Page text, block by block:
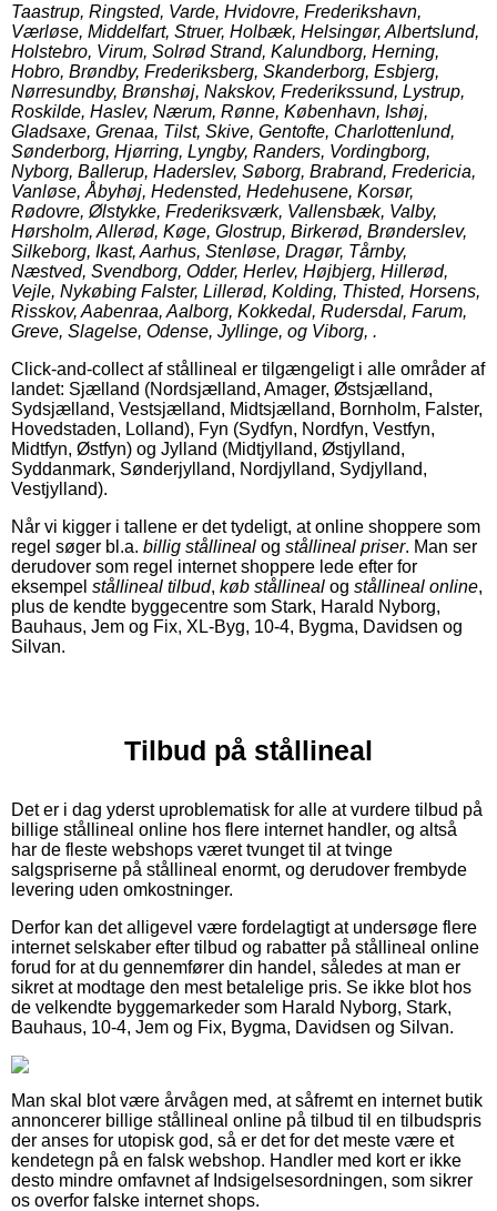
Taastrup, Ringsted, Varde, Hvidovre, Frederikshavn,
Værløse, Middelfart, Struer, Holbæk, Helsingør, Albertslund,
Holstebro, Virum, Solrød Strand, Kalundborg, Herning,
Hobro, Brøndby, Frederiksberg, Skanderborg, Esbjerg,
Nørresundby, Brønshøj, Nakskov, Frederikssund, Lystrup,
Roskilde, Haslev, Nærum, Rønne, København, Ishøj,
Gladsaxe, Grenaa, Tilst, Skive, Gentofte, Charlottenlund,
Sønderborg, Hjørring, Lyngby, Randers, Vordingborg,
Nyborg, Ballerup, Haderslev, Søborg, Brabrand, Fredericia,
Vanløse, Åbyhøj, Hedensted, Hedehusene, Korsør,
Rødovre, Ølstykke, Frederiksværk, Vallensbæk, Valby,
Hørsholm, Allerød, Køge, Glostrup, Birkerød, Brønderslev,
Silkeborg, Ikast, Aarhus, Stenløse, Dragør, Tårnby,
Næstved, Svendborg, Odder, Herlev, Højbjerg, Hillerød,
Vejle, Nykøbing Falster, Lillerød, Kolding, Thisted, Horsens,
Risskov, Aabenraa, Aalborg, Kokkedal, Rudersdal, Farum,
Greve, Slagelse, Odense, Jyllinge, og Viborg, .
Click-and-collect af stållineal er tilgængeligt i alle områder af
landet: Sjælland (Nordsjælland, Amager, Østsjælland,
Sydsjælland, Vestsjælland, Midtsjælland, Bornholm, Falster,
Hovedstaden, Lolland), Fyn (Sydfyn, Nordfyn, Vestfyn,
Midtfyn, Østfyn) og Jylland (Midtjylland, Østjylland,
Syddanmark, Sønderjylland, Nordjylland, Sydjylland,
Vestjylland).
Når vi kigger i tallene er det tydeligt, at online shoppere som
regel søger bl.a. billig stållineal og stållineal priser. Man ser
derudover som regel internet shoppere lede efter for
eksempel stållineal tilbud, køb stållineal og stållineal online,
plus de kendte byggecentre som Stark, Harald Nyborg,
Bauhaus, Jem og Fix, XL-Byg, 10-4, Bygma, Davidsen og
Silvan.
Tilbud på stållineal
Det er i dag yderst uproblematisk for alle at vurdere tilbud på
billige stållineal online hos flere internet handler, og altså
har de fleste webshops været tvunget til at tvinge
salgspriserne på stållineal enormt, og derudover frembyde
levering uden omkostninger.
Derfor kan det alligevel være fordelagtigt at undersøge flere
internet selskaber efter tilbud og rabatter på stållineal online
forud for at du gennemfører din handel, således at man er
sikret at modtage den mest betalelige pris. Se ikke blot hos
de velkendte byggemarkeder som Harald Nyborg, Stark,
Bauhaus, 10-4, Jem og Fix, Bygma, Davidsen og Silvan.
Man skal blot være årvågen med, at såfremt en internet butik
annoncerer billige stållineal online på tilbud til en tilbudspris
der anses for utopisk god, så er det for det meste være et
kendetegn på en falsk webshop. Handler med kort er ikke
desto mindre omfavnet af Indsigelsesordningen, som sikrer
os overfor falske internet shops.